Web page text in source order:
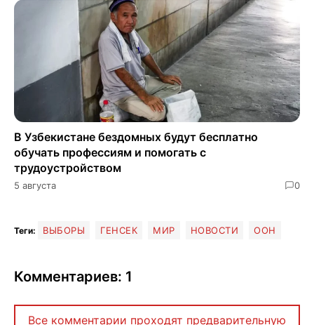
В Узбекистане бездомных будут бесплатно
обучать профессиям и помогать с
трудоустройством
5 августа 0
Теги: ВЫБОРЫ ГЕНСЕК МИР НОВОСТИ ООН
Комментариев: 1
Все комментарии проходят предварительную